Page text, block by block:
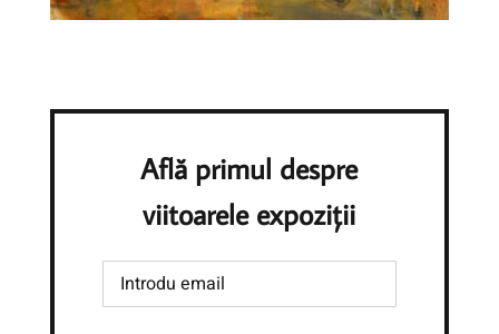
Află primul despre
viitoarele expoziții